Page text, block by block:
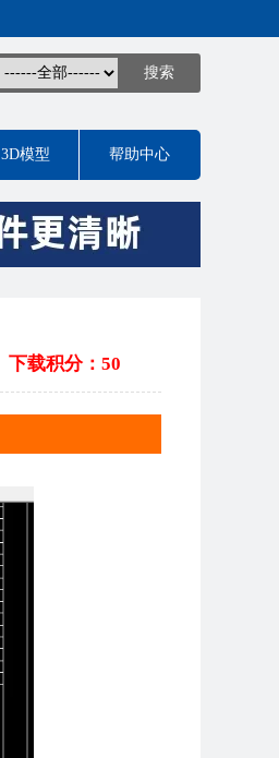
3D模型 帮助中心
下载积分：50